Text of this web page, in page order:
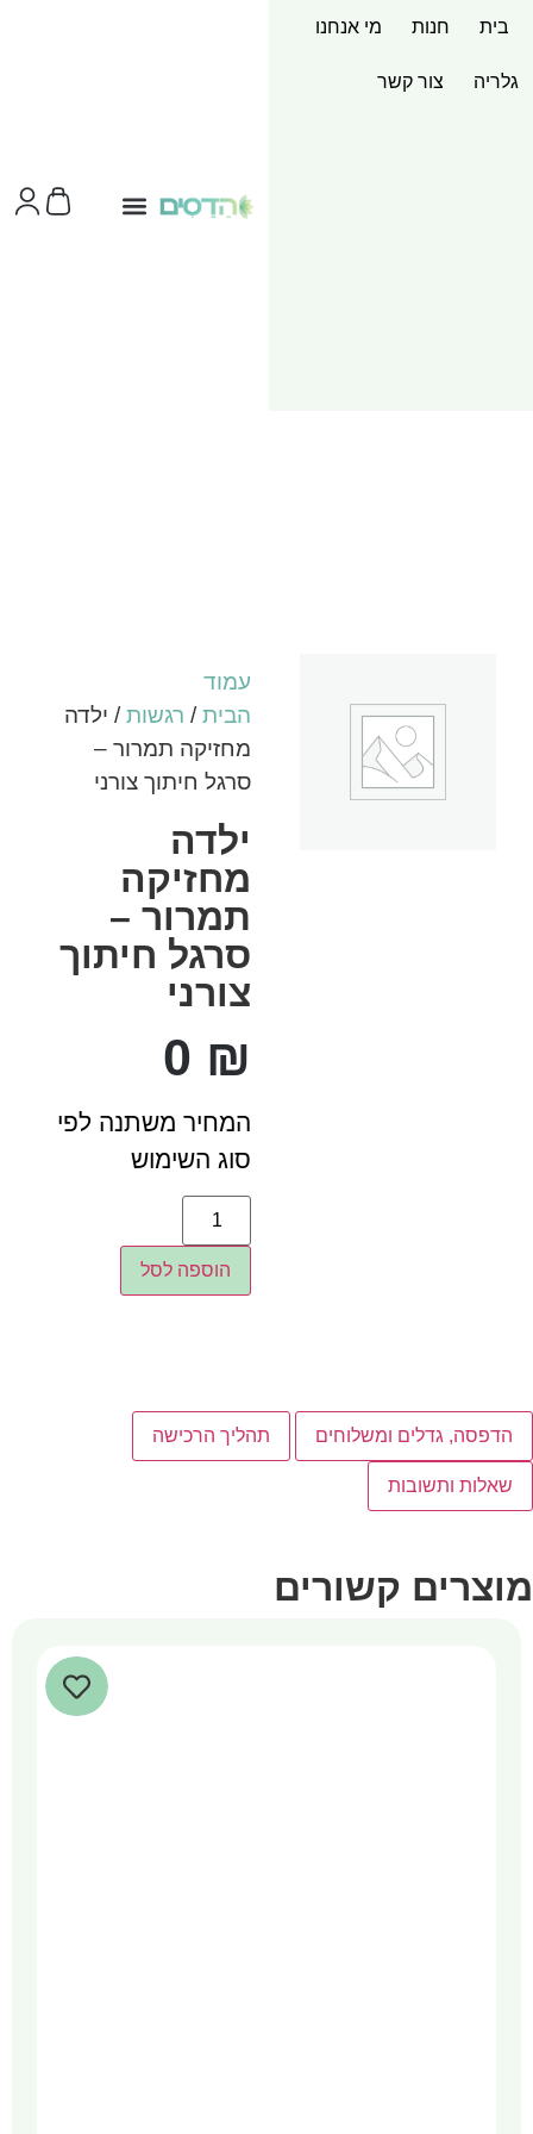
בית חנות מי אנחנו
גלריה צור קשר
עמוד
הבית/ רגשות/ ילדה
מחזיקה תמרור –
סרגל חיתוך צורני
ילדה
מחזיקה
תמרור –
סרגל חיתוך
צורני
0 ₪
המחיר משתנה לפי
סוג השימוש
הוספה לסל
הדפסה, גדלים ומשלוחים תהליך הרכישה
שאלות ותשובות
מוצרים קשורים